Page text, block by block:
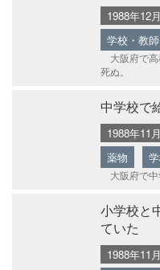
1988年12
学校・教師
大阪府で高
死ぬ。
中学校で
1988年11
薬物
大阪府で中
小学校と
ていた
1988年11